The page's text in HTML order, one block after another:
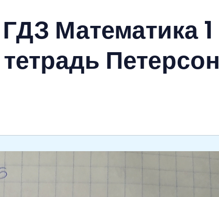
Математика 1
Петерсон